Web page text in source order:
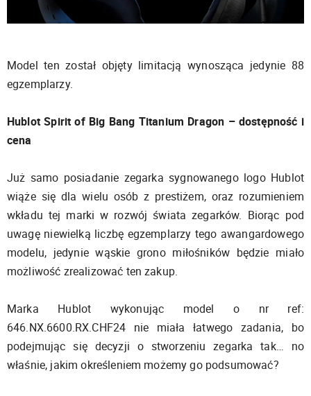
Model ten został objęty limitacją wynosząca jedynie 88
egzemplarzy.
Hublot Spirit of Big Bang Titanium Dragon – dostępność i
cena
Już samo posiadanie zegarka sygnowanego logo Hublot
wiąże się dla wielu osób z prestiżem, oraz rozumieniem
wkładu tej marki w rozwój świata zegarków. Biorąc pod
uwagę niewielką liczbę egzemplarzy tego awangardowego
modelu, jedynie wąskie grono miłośników będzie miało
możliwość zrealizować ten zakup.
Marka Hublot wykonując model o nr ref:
646.NX.6600.RX.CHF24 nie miała łatwego zadania, bo
podejmując się decyzji o stworzeniu zegarka tak… no
właśnie, jakim określeniem możemy go podsumować?